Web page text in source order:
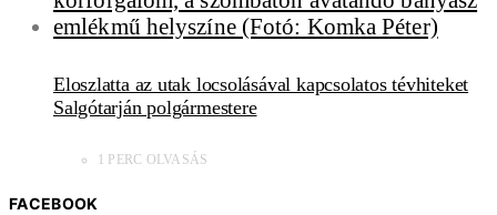
Eloszlatta az utak locsolásával kapcsolatos tévhiteket
Salgótarján polgármestere
1 PERC OLVASÁS
FACEBOOK